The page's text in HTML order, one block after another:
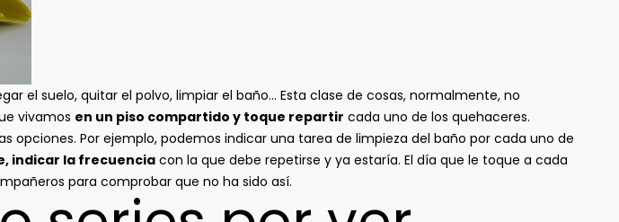
el suelo, quitar el polvo, limpiar el baño… Esta clase de cosas, normalmente, no
vivamos en un piso compartido y toque repartir cada uno de los quehaceres.
Por ejemplo, podemos indicar una tarea de limpieza del baño por cada uno de
indicar la frecuenciacon la que debe repetirse y ya estaría. El día que le toque a cada
para comprobar que no ha sido así.